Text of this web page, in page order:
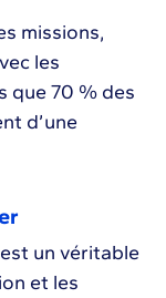
missions,
les
que 70 % des
d’une
un véritable
et les